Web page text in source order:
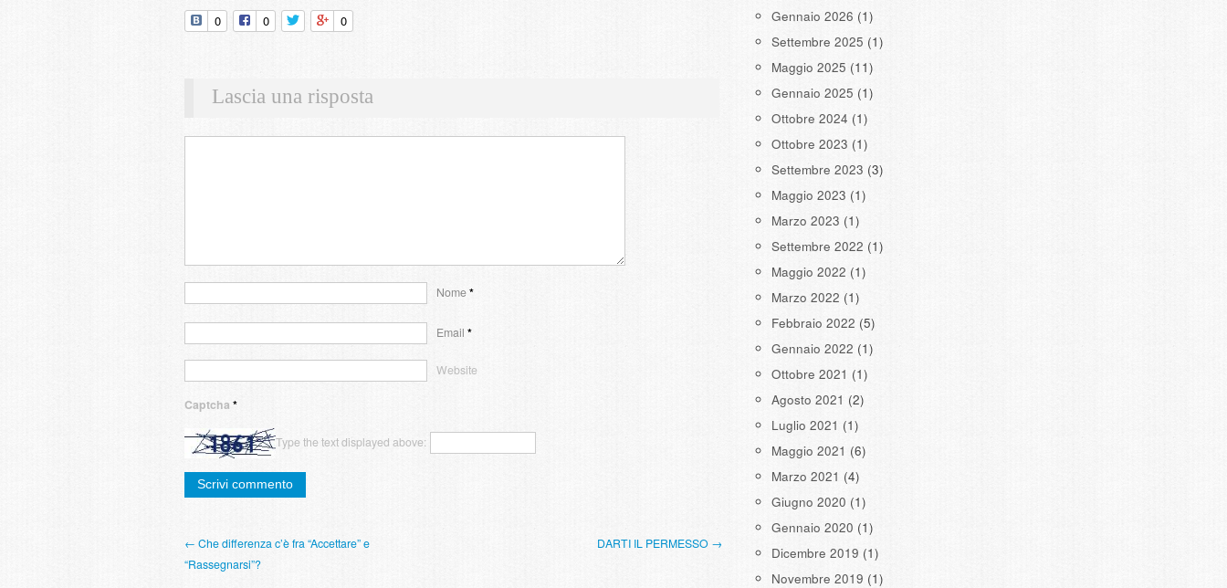
0 0 0
Lascia una risposta
Nome*
Email *
Website
Captcha *
Type the text displayed above:
← Che differenza c’è fra “Accettare” e
“Rassegnarsi”?
DARTI IL PERMESSO →
Gennaio 2026 (1)
Settembre 2025 (1)
Maggio 2025 (11)
Gennaio 2025 (1)
Ottobre 2024 (1)
Ottobre 2023 (1)
Settembre 2023 (3)
Maggio 2023 (1)
Marzo 2023 (1)
Settembre 2022 (1)
Maggio 2022 (1)
Marzo 2022 (1)
Febbraio 2022 (5)
Gennaio 2022 (1)
Ottobre 2021 (1)
Agosto 2021 (2)
Luglio 2021 (1)
Maggio 2021 (6)
Marzo 2021 (4)
Giugno 2020 (1)
Gennaio 2020 (1)
Dicembre 2019 (1)
Novembre 2019 (1)